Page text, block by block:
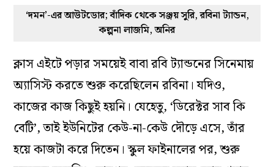
‘দমন’-এর আউটডোর; বাঁদিক থেকে সঞ্জয় সুরি, রবিনা ট্যান্ডন,
কল্পনা লাজমি, অনির
ক্লাস এইটে পড়ার সময়েই বাবা রবি ট্যান্ডনের সিনেমায়
অ্যাসিস্ট করতে শুরু করেছিলেন রবিনা। যদিও,
কাজের কাজ কিছুই হয়নি। যেহেতু, ‘ডিরেক্টর সাব কি
বেটি’, তাই ইউনিটের কেউ-না-কেউ দৌড়ে এসে, তাঁর
হয়ে কাজটা করে দিতেন। স্কুল ফাইনালের পর, শুরু